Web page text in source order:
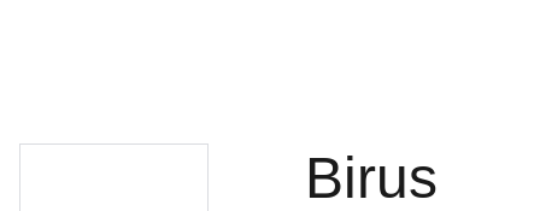
Birus